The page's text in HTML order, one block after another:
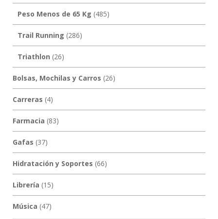
Peso Menos de 65 Kg (485)
Trail Running (286)
Triathlon (26)
Bolsas, Mochilas y Carros (26)
Carreras (4)
Farmacia (83)
Gafas (37)
Hidratación y Soportes (66)
Librería (15)
Música (47)